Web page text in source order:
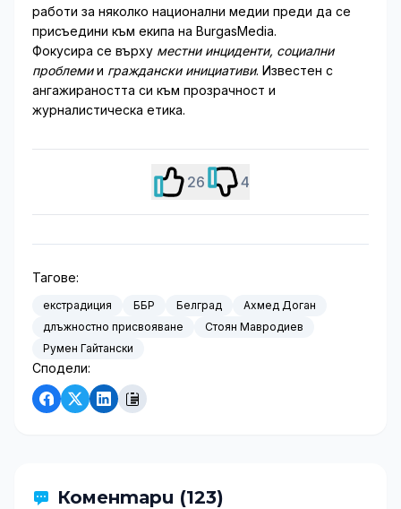
работи за няколко национални медии преди да се
присъедини към екипа на BurgasMedia.
Фокусира се върху местни инциденти, социални
проблемии граждански инициативи. Известен с
ангажираността си към прозрачност и
журналистическа етика.
26 4
Тагове:
екстрадиция ББР Белград
Ахмед Доган
длъжностно присвояване
Стоян Мавродиев
Румен Гайтански
Сподели:
Коментари (123)